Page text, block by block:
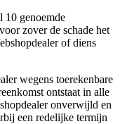
10 genoemde
zover de schade het
of diens
wegens toerekenbare
ontstaat in alle
onverwijld en
een redelijke termijn